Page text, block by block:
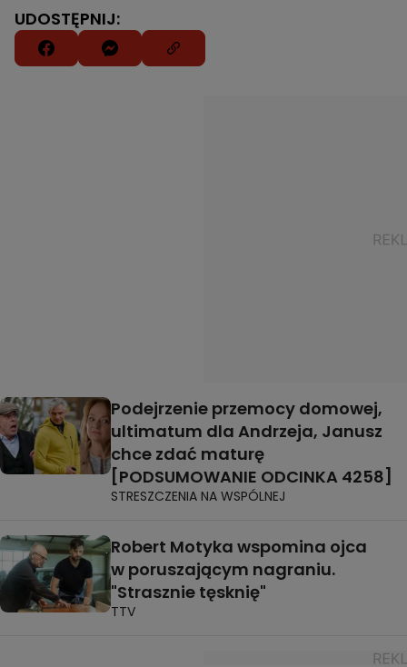
UDOSTĘPNIJ:
Podejrzenie przemocy domowej,
ultimatum dla Andrzeja, Janusz
chce zdać maturę
[PODSUMOWANIE ODCINKA 4258]
STRESZCZENIA NA WSPÓLNEJ
Robert Motyka wspomina ojca
w poruszającym nagraniu.
"Strasznie tęsknię"
TTV